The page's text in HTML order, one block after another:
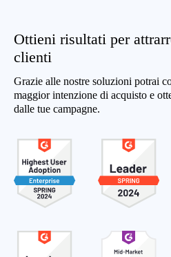
Ottieni risultati per
clienti
Grazie alle nostre soluzioni potrai
maggior intenzione di acquisto e
dalle tue campagne.